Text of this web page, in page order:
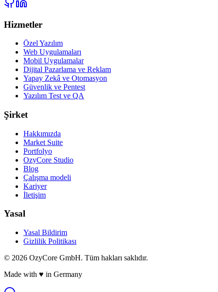
Hizmetler
Özel Yazılım
Web Uygulamaları
Mobil Uygulamalar
Dijital Pazarlama ve Reklam
Yapay Zekâ ve Otomasyon
Güvenlik ve Pentest
Yazılım Test ve QA
Şirket
Hakkımızda
Market Suite
Portfolyo
OzyCore Studio
Blog
Çalışma modeli
Kariyer
İletişim
Yasal
Yasal Bildirim
Gizlilik Politikası
© 2026 OzyCore GmbH. Tüm hakları saklıdır.
Made with ♥ in Germany